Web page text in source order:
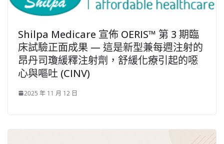
Shilpa Medicare 宣佈 OERIS™ 第 3 期臨
床試驗正面成果 — 這是新型兼每週注射的
昂丹司瓊緩釋注射劑，舒緩化療引起的噁
心與嘔吐 (CINV)
2025 年 11 月 12 日